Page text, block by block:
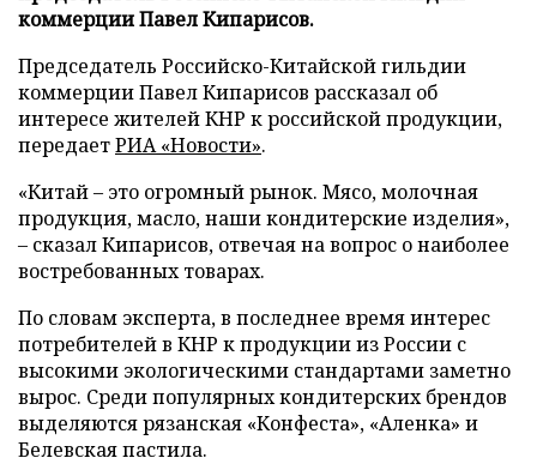
коммерции Павел Кипарисов.
Председатель Российско-Китайской гильдии
коммерции Павел Кипарисов рассказал об
интересе жителей КНР к российской продукции,
передаетРИА «Новости».
«Китай – это огромный рынок. Мясо, молочная
продукция, масло, наши кондитерские изделия»,
– сказал Кипарисов, отвечая на вопрос о наиболее
востребованных товарах.
По словам эксперта, в последнее время интерес
потребителей в КНР к продукции из России с
высокими экологическими стандартами заметно
вырос. Среди популярных кондитерских брендов
выделяются рязанская «Конфеста», «Аленка» и
Белевская пастила.